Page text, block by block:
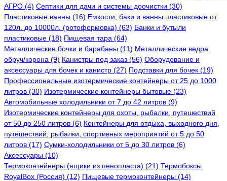
АГРО (4) Септики для дачи и системы доочистки (30)
Пластиковые ванны (16) Емкости, баки и ванны пластиковые от
120л. до 10000л. (ротоформовка) (63) Банки и бутыли
пластиковые (18) Пищевая тара (64)
Металлические бочки и барабаны (11) Металлические ведра
обруч/корона (9) Канистры под заказ (56) Оборудование и
аксессуары для бочек и канистр (27) Подставки для бочек (19)
Профессиональные изотермические контейнеры от 25 до 1000
литров (30) Изотермические контейнеры бытовые (23)
Автомобильные холодильники от 7 до 42 литров (9)
Изотермические контейнеры для охоты, рыбалки, путешествий
от 50 до 250 литров (6) Контейнеры для отдыха, выходного дня,
путешествий, рыбалки, спортивных мероприятий от 5 до 50
литров (17) Сумки-холодильники от 5 до 30 литров (6)
Аксессуары (10)
Термоконтейнеры (ящики из пенопласта) (21) Термобоксы
RoyalBox (Россия) (12) Пищевые термоконтейнеры (14)